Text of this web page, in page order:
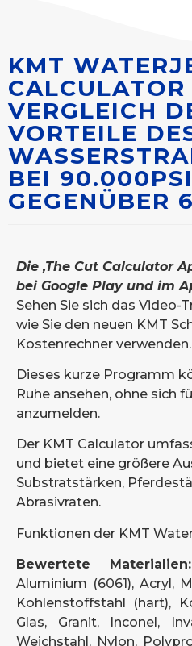
KMT
CALCULATOR
VERGLEICH
VORTEILE
BEI 90.000PSI
GEGENÜBER
Die ‚The Cut Calculator
bei Google Play und im
Sehen Sie sich das Video-
wie Sie den neuen KMT
Kostenrechner verwenden.
Dieses kurze Programm
Ruhe ansehen, ohne sich
anzumelden.
Der KMT Calculator
und bietet eine größere
Substratstärken,
Abrasivraten.
Funktionen der KMT
Bewertete Materialien:
Aluminium (6061), Acryl,
Kohlenstoffstahl (hart),
Glas, Granit, Inconel,
Weichstahl, Nylon,